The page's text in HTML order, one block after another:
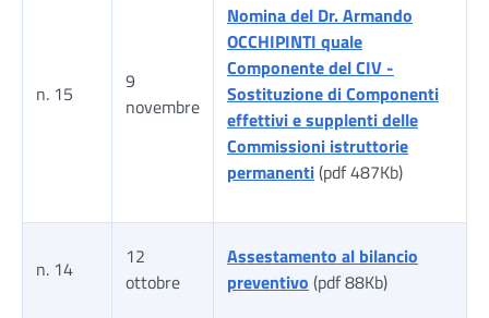
n. 15
9
novembre
Nomina del Dr. Armando
OCCHIPINTI quale
Componente del CIV -
Sostituzione di Componenti
effettivi e supplenti delle
Commissioni istruttorie
permanenti(pdf 487Kb)
n. 14
12
ottobre
Assestamento al bilancio
preventivo (pdf 88Kb)